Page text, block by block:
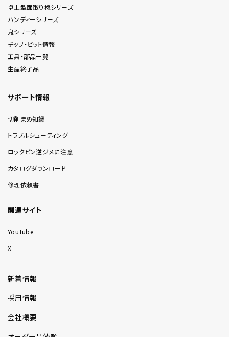
卓上型面取り機シリーズ
ハンディーシリーズ
鬼シリーズ
チップ・ビット情報
工具・部品一覧
生産終了品
サポート情報
切削まめ知識
トラブルシューティング
ロックピン逆ジメに注意
カタログダウンロード
修理依頼書
関連サイト
YouTube
X
新着情報
採用情報
会社概要